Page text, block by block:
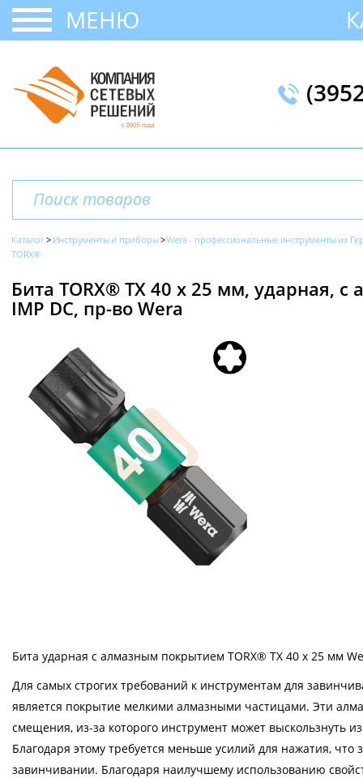
МЕНЮ
Каталог Инструменты и приборы
Wera - профессиональные инструменты из
TORX®
Бита TORX® TX 40 х 25 мм, ударная,
IMP DC, пр-во Wera
Бита ударная с алмазным покрытием TORX® TX 40 х 25 мм
Для самых строгих требований к инструментам для
является покрытие мелкими алмазными частицами. Эти
смещения, из-за которого инструмент может выскользнуть
Благодаря этому требуется меньше усилий для нажатия,
завинчивании. Благодаря наилучшему использованию